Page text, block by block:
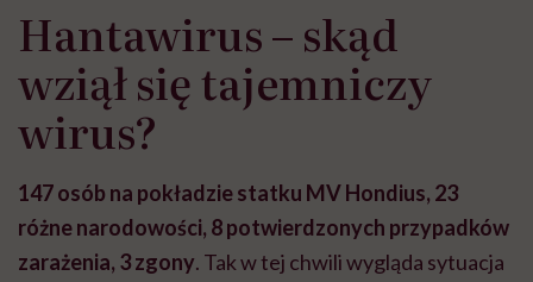
Hantawirus – skąd
wziął się tajemniczy
wirus?
147 osób na pokładzie statku MV Hondius, 23
różne narodowości, 8 potwierdzonych przypadków
zarażenia, 3 zgony. Tak w tej chwili wygląda sytuacja